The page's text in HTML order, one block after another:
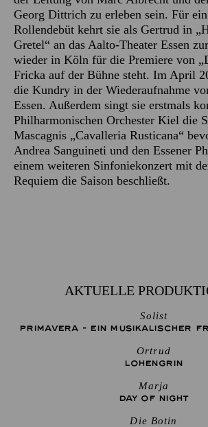
Georg Dittrich zu erleben sein. Für
Rollendebüt kehrt sie als Gertrud in
Gretel“ an das Aalto-Theater Essen
wieder in Köln für die Premiere von
Fricka auf der Bühne steht. Im April
die Kundry in der Wiederaufnahme
Essen. Außerdem singt sie erstmals
Philharmonischen Orchester Kiel die
Mascagnis „Cavalleria Rusticana“
Andrea Sanguineti und den Essener
einem weiteren Sinfoniekonzert mit
Requiem die Saison beschließt.
AKTUELLE
Solist
PRIMAVERA - EIN MUSIKALISCHER
Ortrud
LOHENGRIN
Marja
DAY OF NIGHT
Die Botin